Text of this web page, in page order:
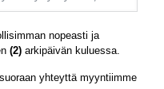
nopeasti ja
(2) arkipäivän kuluessa.
yhteyttä myyntiimme